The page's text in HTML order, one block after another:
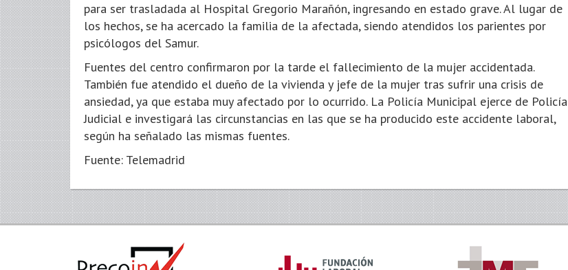
para ser trasladada al Hospital Gregorio Marañón, ingresando en estado grave. Al lugar de
los hechos, se ha acercado la familia de la afectada, siendo atendidos los parientes por
psicólogos del Samur.
Fuentes del centro confirmaron por la tarde el fallecimiento de la mujer accidentada.
También fue atendido el dueño de la vivienda y jefe de la mujer tras sufrir una crisis de
ansiedad, ya que estaba muy afectado por lo ocurrido. La Policía Municipal ejerce de Policía
Judicial e investigará las circunstancias en las que se ha producido este accidente laboral,
según ha señalado las mismas fuentes.
Fuente: Telemadrid